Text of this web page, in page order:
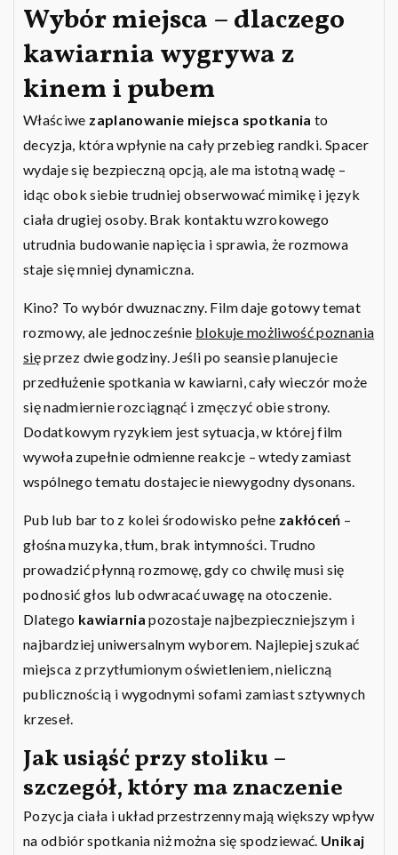
Wybór miejsca – dlaczego
kawiarnia wygrywa z
kinem i pubem
Właściwe zaplanowanie miejsca spotkania to
decyzja, która wpłynie na cały przebieg randki. Spacer
wydaje się bezpieczną opcją, ale ma istotną wadę –
idąc obok siebie trudniej obserwować mimikę i język
ciała drugiej osoby. Brak kontaktu wzrokowego
utrudnia budowanie napięcia i sprawia, że rozmowa
staje się mniej dynamiczna.
Kino? To wybór dwuznaczny. Film daje gotowy temat
rozmowy, ale jednocześnie blokuje możliwość poznania
sięprzez dwie godziny. Jeśli po seansie planujecie
przedłużenie spotkania w kawiarni, cały wieczór może
się nadmiernie rozciągnąć i zmęczyć obie strony.
Dodatkowym ryzykiem jest sytuacja, w której film
wywoła zupełnie odmienne reakcje – wtedy zamiast
wspólnego tematu dostajecie niewygodny dysonans.
Pub lub bar to z kolei środowisko pełne zakłóceń –
głośna muzyka, tłum, brak intymności. Trudno
prowadzić płynną rozmowę, gdy co chwilę musi się
podnosić głos lub odwracać uwagę na otoczenie.
Dlatego kawiarnia pozostaje najbezpieczniejszym i
najbardziej uniwersalnym wyborem. Najlepiej szukać
miejsca z przytłumionym oświetleniem, nieliczną
publicznością i wygodnymi sofami zamiast sztywnych
krzeseł.
Jak usiąść przy stoliku –
szczegół, który ma znaczenie
Pozycja ciała i układ przestrzenny mają większy wpływ
na odbiór spotkania niż można się spodziewać. Unikaj